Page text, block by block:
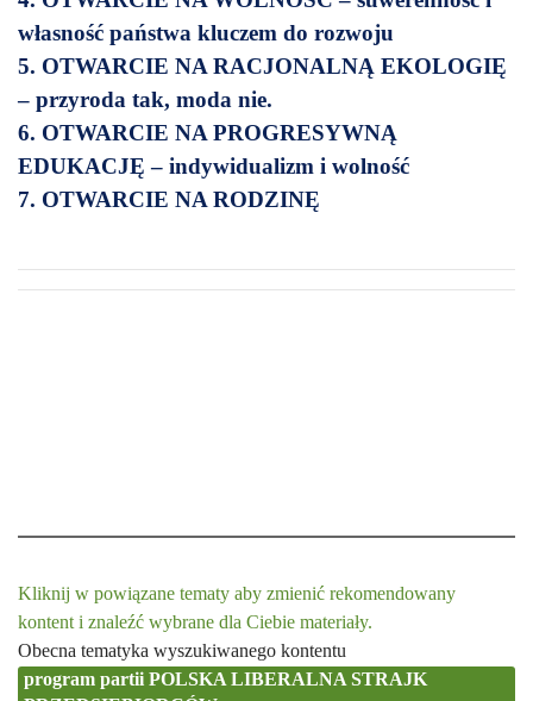
własność państwa kluczem do rozwoju
5. OTWARCIE NA RACJONALNĄ EKOLOGIĘ
– przyroda tak, moda nie.
6. OTWARCIE NA PROGRESYWNĄ
EDUKACJĘ – indywidualizm i wolność
7. OTWARCIE NA RODZINĘ
Kliknij w powiązane tematy aby zmienić rekomendowany
kontent i znaleźć wybrane dla Ciebie materiały.
Obecna tematyka wyszukiwanego kontentu
program partii POLSKA LIBERALNA STRAJK